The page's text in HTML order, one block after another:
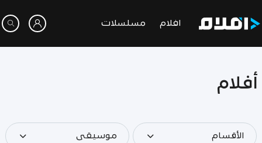
افلام مسلسلات
أفلام
الأقسام موسيقى